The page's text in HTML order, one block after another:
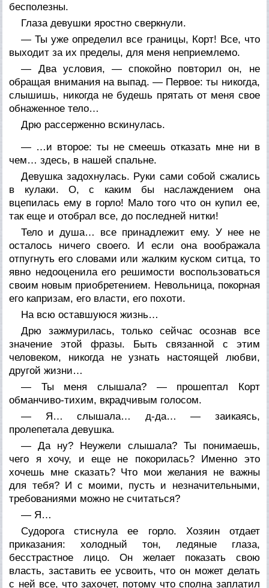
бесполезны.
Глаза девушки яростно сверкнули.
— Ты уже определил все границы, Корт! Все, что
выходит за их пределы, для меня неприемлемо.
— Два условия, — спокойно повторил он, не
обращая внимания на выпад. — Первое: ты никогда,
слышишь, никогда не будешь прятать от меня свое
обнаженное тело…
Дрю рассерженно вскинулась.
— …и второе: ты не смеешь отказать мне ни в
чем… здесь, в нашей спальне.
Девушка задохнулась. Руки сами собой сжались
в кулаки. О, с каким бы наслаждением она
вцепилась ему в горло! Мало того что он купил ее,
так еще и отобрал все, до последней нитки!
Тело и душа… все принадлежит ему. У нее не
осталось ничего своего. И если она воображала
отпугнуть его словами или жалким куском ситца, то
явно недооценила его решимости воспользоваться
своим новым приобретением. Невольница, покорная
его капризам, его власти, его похоти.
На всю оставшуюся жизнь…
Дрю зажмурилась, только сейчас осознав все
значение этой фразы. Быть связанной с этим
человеком, никогда не узнать настоящей любви,
другой жизни…
— Ты меня слышала? — прошептал Корт
обманчиво-тихим, вкрадчивым голосом.
— Я… слышала… д-да… — заикаясь,
пролепетала девушка.
— Да ну? Неужели слышала? Ты понимаешь,
чего я хочу, и еще не покорилась? Именно это
хочешь мне сказать? Что мои желания не важны
для тебя? И с моими, пусть и незначительными,
требованиями можно не считаться?
— Я…
Судорога стиснула ее горло. Хозяин отдает
приказания: холодный тон, ледяные глаза,
бесстрастное лицо. Он желает показать свою
власть, заставить ее усвоить, что он может делать
с ней все, что захочет, потому что сполна заплатил